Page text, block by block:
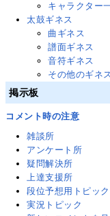
キャラクター
太鼓ギネス
曲ギネス
譜面ギネス
音符ギネス
その他のギネス
掲示板
コメント時の注意
雑談所
アンケート所
疑問解決所
上達支援所
段位予想用トピック
実況トピック